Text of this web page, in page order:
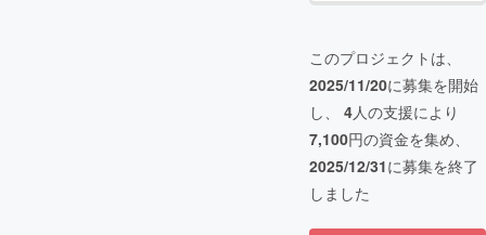
このプロジェクトは、
2025/11/20に募集を開始
し、 4人の支援により
7,100円の資金を集め、
2025/12/31に募集を終了
しました